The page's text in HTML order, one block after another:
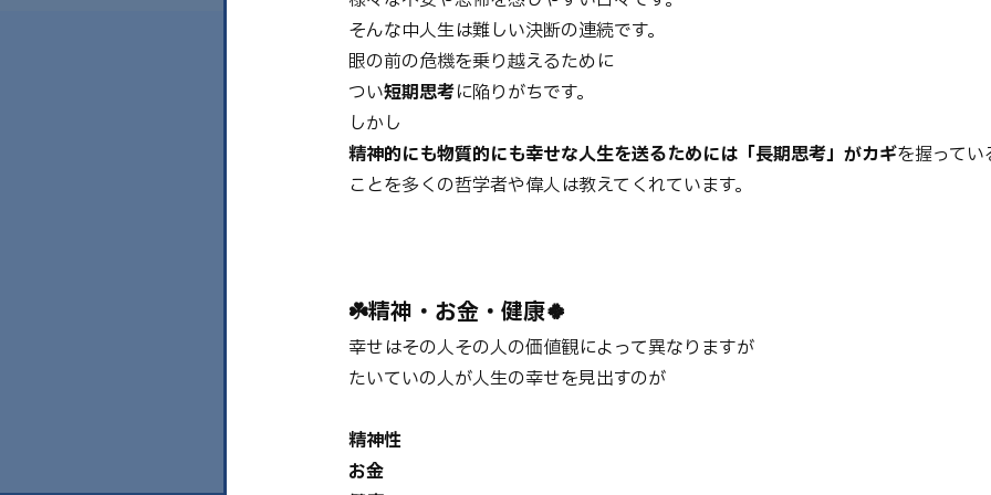
そんな中人生は難しい決断の連続です。
眼の前の危機を乗り越えるために
つい短期思考に陥りがちです。
しかし
精神的にも物質的にも幸せな人生を送るためには「長期思考」がカギを握ってい
ことを多くの哲学者や偉人は教えてくれています。
☘️精神・お金・健康🍀
幸せはその人その人の価値観によって異なりますが
たいていの人が人生の幸せを見出すのが
精神性
お金